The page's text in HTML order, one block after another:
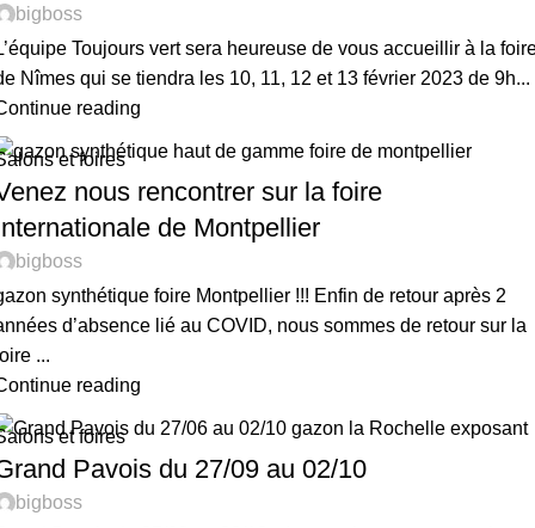
bigboss
Toujours vert sera heureuse de vous accueillir à la
Nîmes qui se tiendra les 10, 11, 12 et 13 février 2023 de 9h...
reading
et foires
nous rencontrer sur la foire
de Montpellier
bigboss
synthétique foire Montpellier !!! Enfin de retour après 2
d’absence lié au COVID, nous sommes de retour sur la
...
reading
et foires
Pavois du 27/09 au 02/10
bigboss